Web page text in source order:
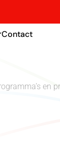
Contact
en